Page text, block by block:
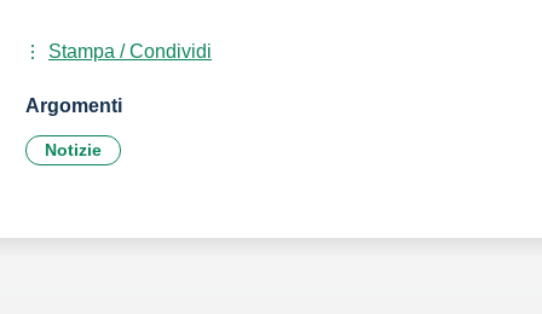
Stampa / Condividi
Argomenti
Notizie